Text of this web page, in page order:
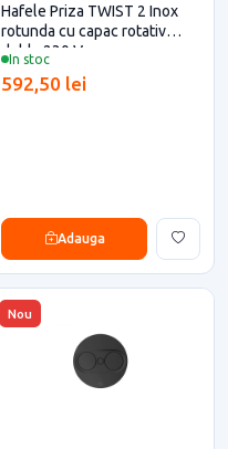
In stoc
Hafele Priza TWIST 2 Inox
rotunda cu capac rotativ
dubla 230 V
592,50 lei
Adauga
Nou